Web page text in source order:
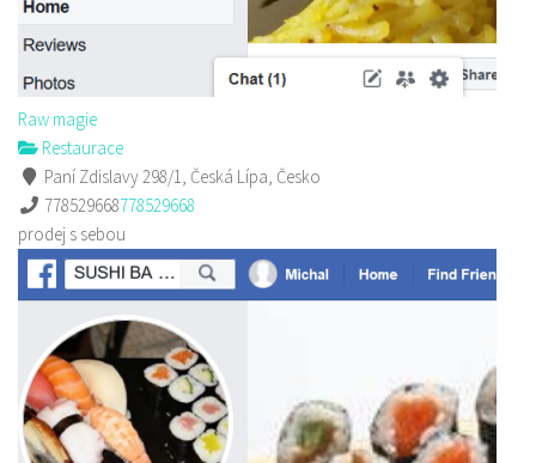
Raw magie
Restaurace
Paní Zdislavy 298/1, Česká Lípa, Česko
778529668778529668
prodej s sebou